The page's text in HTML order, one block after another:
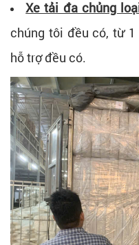
Xe tải đa chủng
chúng tôi đều có, từ
hỗ trợ đều có.